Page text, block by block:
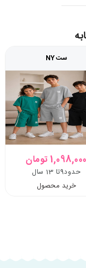
ست NY
1,098,000 تومان
حدود9تا 13 سال
خرید محصول